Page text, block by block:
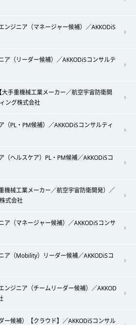
ンジニア（マネージャー候補）／AKKODiS
ア（リーダー候補）／AKKODiSコンサルテ
手重機械工業メーカー／航空宇宙防衛開
ング株式会社
（PL・PM候補）／AKKODiSコンサルティ
（ヘルスケア）PL・PM候補／AKKODiSコ
機械工業メーカー／航空宇宙防衛開発）／
式会社
ア（マネージャー候補）／AKKODiSコンサ
ア（Mobility）リーダー候補／AKKODiSコ
ンジニア（チームリーダー候補）／AKKOD
ー候補）【クラウド】／AKKODiSコンサル